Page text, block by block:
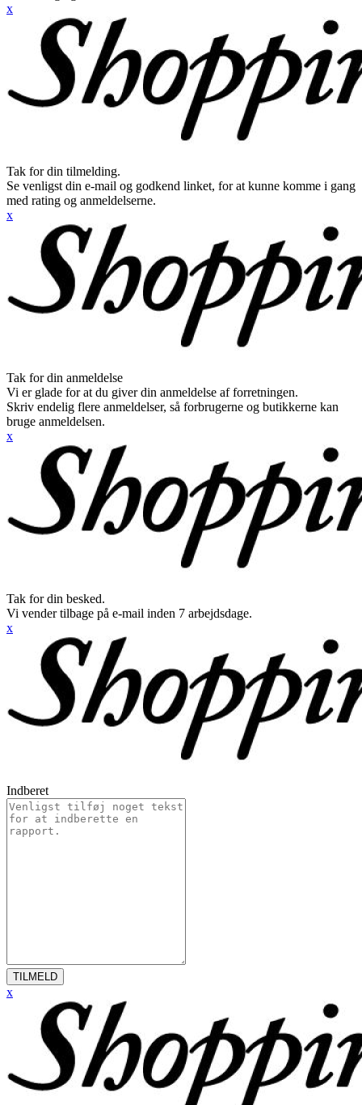
x
Tak for din tilmelding.
Se venligst din e-mail og godkend linket, for at kunne komme i gang
med rating og anmeldelserne.
x
Tak for din anmeldelse
Vi er glade for at du giver din anmeldelse af forretningen.
Skriv endelig flere anmeldelser, så forbrugerne og butikkerne kan
bruge anmeldelsen.
x
Tak for din besked.
Vi vender tilbage på e-mail inden 7 arbejdsdage.
x
Indberet
TILMELD
x